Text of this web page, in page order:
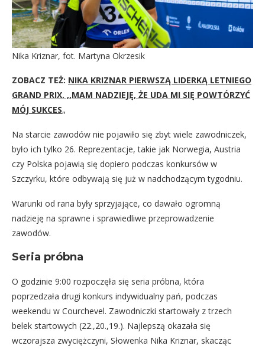
Nika Kriznar, fot. Martyna Okrzesik
ZOBACZ TEŻ: NIKA KRIZNAR PIERWSZĄ LIDERKĄ LETNIEGO
GRAND PRIX. ,,MAM NADZIEJĘ, ŻE UDA MI SIĘ POWTÓRZYĆ
MÓJ SUKCES„
Na starcie zawodów nie pojawiło się zbyt wiele zawodniczek,
było ich tylko 26. Reprezentacje, takie jak Norwegia, Austria
czy Polska pojawią się dopiero podczas konkursów w
Szczyrku, które odbywają się już w nadchodzącym tygodniu.
Warunki od rana były sprzyjające, co dawało ogromną
nadzieję na sprawne i sprawiedliwe przeprowadzenie
zawodów.
Seria próbna
O godzinie 9:00 rozpoczęła się seria próbna, która
poprzedzała drugi konkurs indywidualny pań, podczas
weekendu w Courchevel. Zawodniczki startowały z trzech
belek startowych (22.,20.,19.). Najlepszą okazała się
wczorajsza zwyciężczyni, Słowenka Nika Kriznar, skacząc